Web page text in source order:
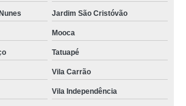
Sorocaba
feminino valor Várzea Paulista
Cidade Líder
Vila Olímpia
Jardim São Cristóvão
Mooca
Tatuapé
Vila Carrão
Vila Independência